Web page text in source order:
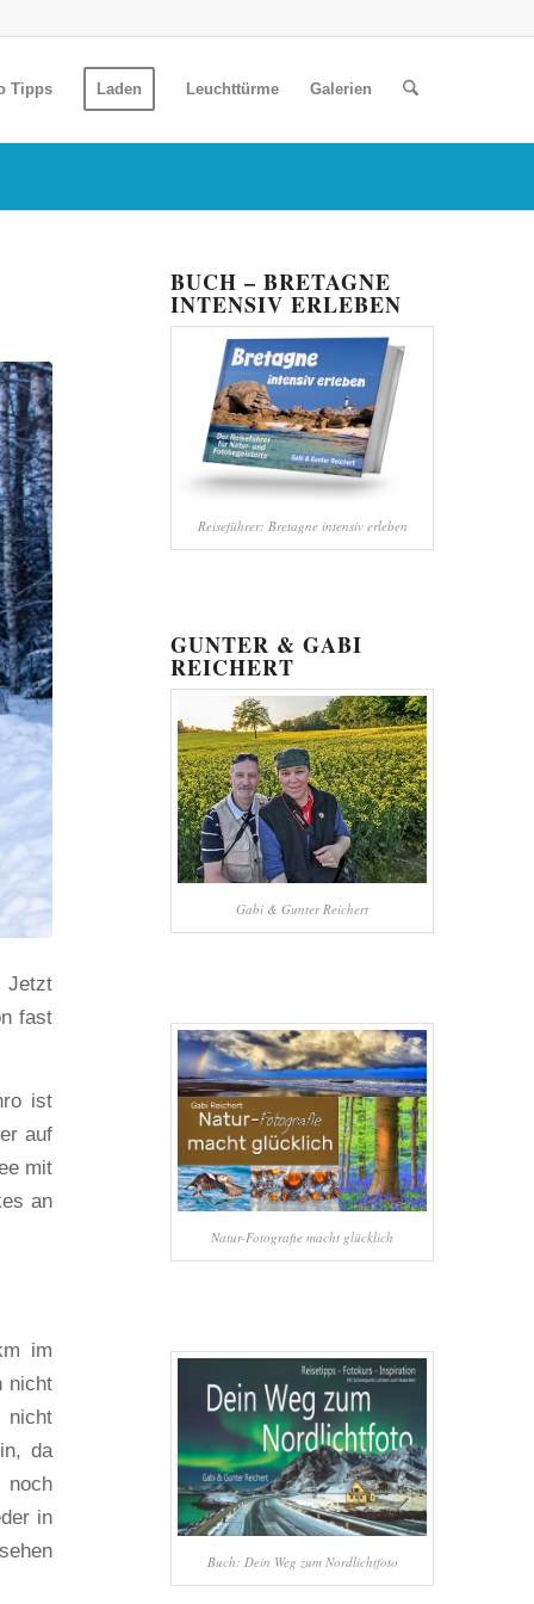
Tipps Laden Leuchttürme Galerien
Jetzt
fast
ist
auf
mit
an
im
nicht
nicht
da
in
BUCH – BRETAGNE
INTENSIV ERLEBEN
Reiseführer: Bretagne intensiv erleben
GUNTER & GABI
REICHERT
Gabi & Gunter Reichert
Natur-Fotografie macht glücklich
Buch: Dein Weg zum Nordlichtfoto